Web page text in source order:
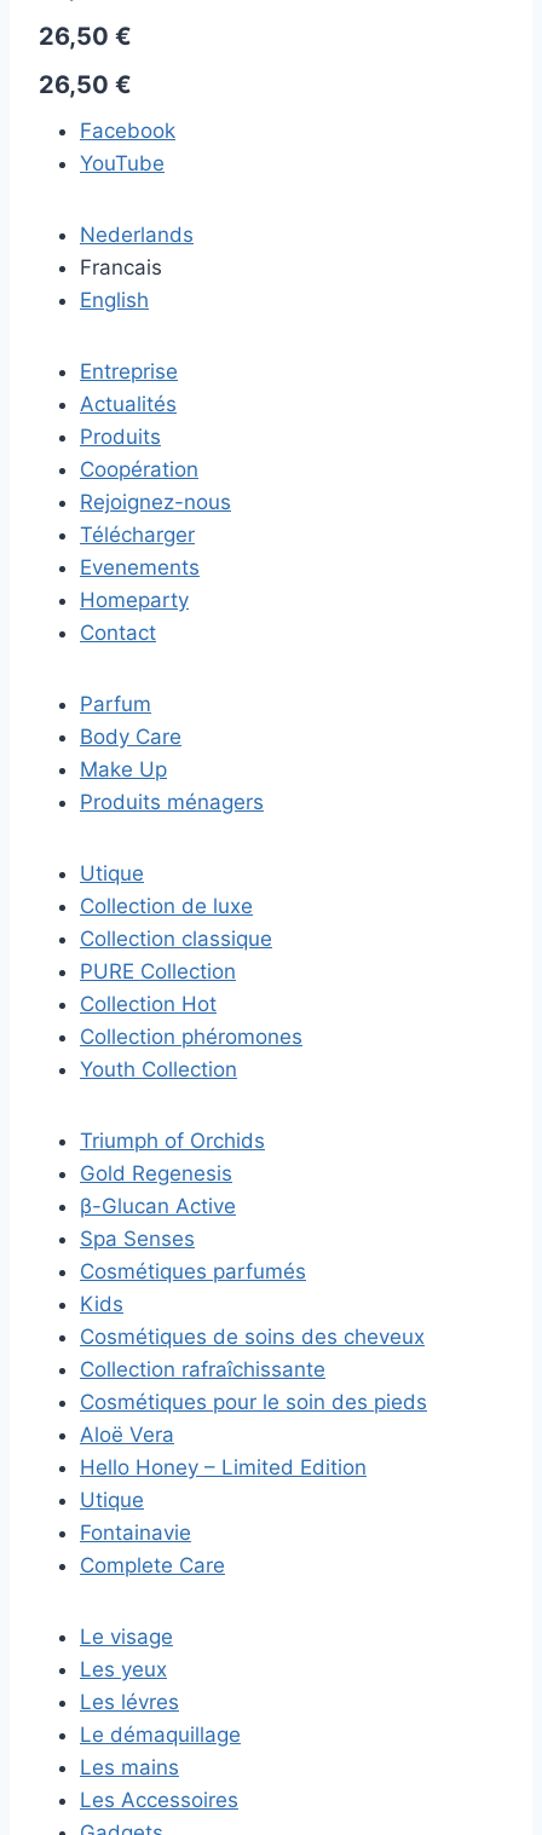
26,50 €
26,50 €
Facebook
YouTube
Nederlands
Francais
English
Entreprise
Actualités
Produits
Coopération
Rejoignez-nous
Télécharger
Evenements
Homeparty
Contact
Parfum
Body Care
Make Up
Produits ménagers
Utique
Collection de luxe
Collection classique
PURE Collection
Collection Hot
Collection phéromones
Youth Collection
Triumph of Orchids
Gold Regenesis
β-Glucan Active
Spa Senses
Cosmétiques parfumés
Kids
Cosmétiques de soins des cheveux
Collection rafraîchissante
Cosmétiques pour le soin des pieds
Aloë Vera
Hello Honey – Limited Edition
Utique
Fontainavie
Complete Care
Le visage
Les yeux
Les lévres
Le démaquillage
Les mains
Les Accessoires